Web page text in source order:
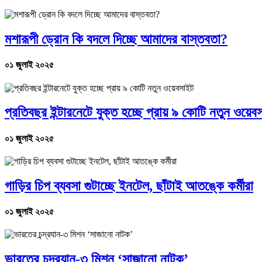
মশারূপী ড্রোন কি বদলে দিচ্ছে আমাদের বাস্তবতা?
০১ জুলাই ২০২৫
প্রতিবছর ইন্টারনেটে যুক্ত হচ্ছে প্রায় ৯ কোটি নতুন
০১ জুলাই ২০২৫
গাড়ির চিপ ব্যবসা গুটাচ্ছে ইনটেল, ছাঁটাই আতঙ্কে কর্মীরা
০১ জুলাই ২০২৫